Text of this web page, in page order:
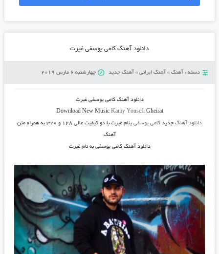
دانلود آهنگ کامی یوسفی غیرت
دسته : آهنگ» آهنگ ایرانی» آهنگ جدید چهارشنبه 6 مارس 2019
دانلود آهنگکامی یوسفی غیرت
Download New Music Kamy YousefiGheirat
دانلود آهنگجدید کامی یوسفیبنام غیرت
با دو کیفیت عالی ۱۲۸ و ۳۲۰ به همراه متن
آهنگ
دانلود آهنگ کامی یوسفی به نام غیرت